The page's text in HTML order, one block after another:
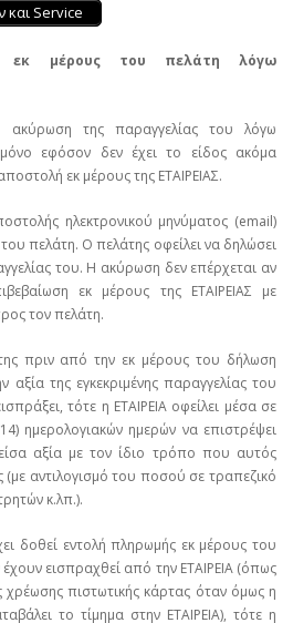
Service
εκ μέρους του πελάτη λόγω
της παραγγελίας του λόγω
μόνο εφόσον δεν έχει το είδος ακόμα
εκ μέρους της ΕΤΑΙΡΕΙΑΣ.
ηλεκτρονικού μηνύματος (email)
πελάτη. Ο πελάτης οφείλει να δηλώσει
του. Η ακύρωση δεν επέρχεται αν
εκ μέρους της ΕΤΑΙΡΕΙΑΣ με
τον πελάτη.
πριν από την εκ μέρους του δήλωση
αξία της εγκεκριμένης παραγγελίας του
τότε η ΕΤΑΙΡΕΙΑ οφείλει μέσα σε
ημερολογιακών ημερών να επιστρέψει
αξία με τον ίδιο τρόπο που αυτός
αντιλογισμό του ποσού σε τραπεζικό
κ.λπ.).
δοθεί εντολή πληρωμής εκ μέρους του
εισπραχθεί από την ΕΤΑΙΡΕΙΑ (όπως
πιστωτικής κάρτας όταν όμως η
το τίμημα στην ΕΤΑΙΡΕΙΑ), τότε η